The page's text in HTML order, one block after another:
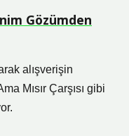
Gözümden
alışverişin
Mısır Çarşısı gibi